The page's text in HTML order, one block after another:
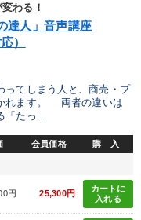
わる！
達人」音声講座
）
てしまう人と、商売・プ
れます。 両者の違いは
たっ...
会員価格 購 入
円 25,300円
カートに
入れる